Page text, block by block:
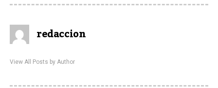
redaccion
View All Posts by Author